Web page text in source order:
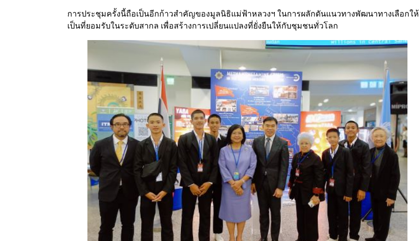
การประชุมครั้งนี้ถือเป็นอีกก้าวสำคัญของมูลนิธิแม่ฟ้าหลวงฯ ในการผลักดันแนวทางพัฒนาทางเลือกให้
เป็นที่ยอมรับในระดับสากล เพื่อสร้างการเปลี่ยนแปลงที่ยั่งยืนให้กับชุมชนทั่วโลก